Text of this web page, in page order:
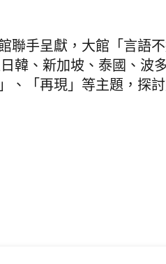
聯手呈獻，大館「言語
韓、新加坡、泰國、波
、「再現」等主題，探